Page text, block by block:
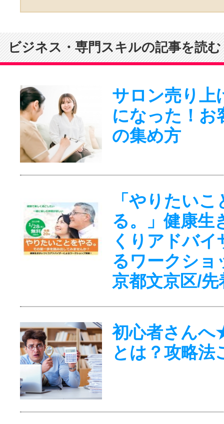
ビジネス・専門スキルの記事を読む
サロン売り上
になった！お
の集め方
「やりたい
る。」健康生
くりアドバイ
るワークショ
京都文京区/先
初心者さん
とは？攻略法